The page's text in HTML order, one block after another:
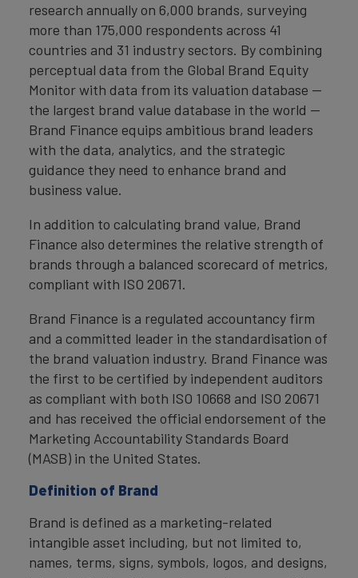
research annually on 6,000 brands, surveying
more than 175,000 respondents across 41
countries and 31 industry sectors. By combining
perceptual data from the Global Brand Equity
Monitor with data from its valuation database —
the largest brand value database in the world —
Brand Finance equips ambitious brand leaders
with the data, analytics, and the strategic
guidance they need to enhance brand and
business value.
In addition to calculating brand value, Brand
Finance also determines the relative strength of
brands through a balanced scorecard of metrics,
compliant with ISO 20671.
Brand Finance is a regulated accountancy firm
and a committed leader in the standardisation of
the brand valuation industry. Brand Finance was
the first to be certified by independent auditors
as compliant with both ISO 10668 and ISO 20671
and has received the official endorsement of the
Marketing Accountability Standards Board
(MASB) in the United States.
Definition of Brand
Brand is defined as a marketing-related
intangible asset including, but not limited to,
names, terms, signs, symbols, logos, and designs,